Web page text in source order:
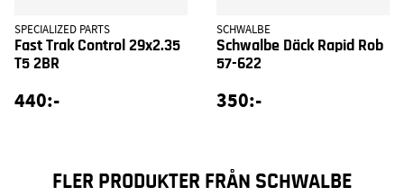
SPECIALIZED PARTS
Fast Trak Control 29x2.35
T5 2BR
440:-
SCHWALBE
Schwalbe Däck Rapid Rob
57-622
350:-
FLER PRODUKTER FRÅN SCHWALBE